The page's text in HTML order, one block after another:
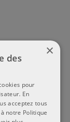
×
des
pour
En
acceptez tous
notre Politique